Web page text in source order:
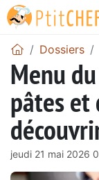
Dossiers
Menu
pâtes et
jeudi 21 mai 2026